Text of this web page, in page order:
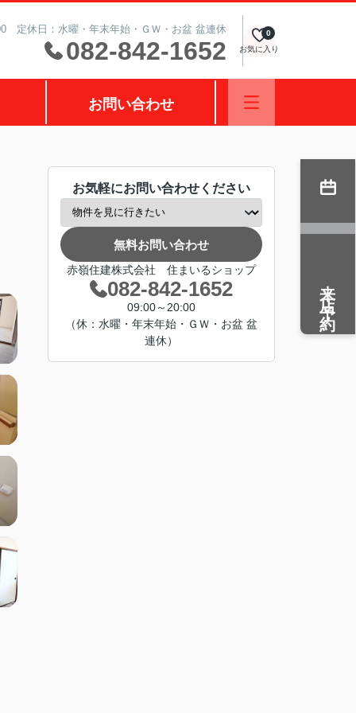
定休日：水曜・年末年始・ＧＷ・お盆 盆連休
082-842-1652 お気に入り
0
お問い合わせ
お気軽にお問い合わせください
無料お問い合わせ
赤嶺住建株式会社 住まいるショップ
082-842-1652
09:00～20:00
（休：水曜・年末年始・ＧＷ・お盆 盆
連休）
来店予約